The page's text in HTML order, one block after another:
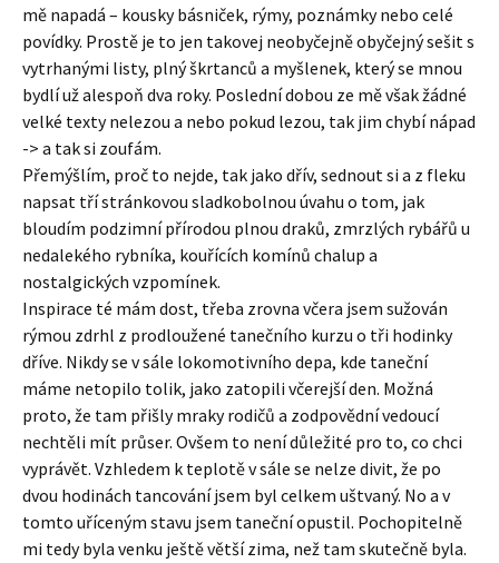
mě napadá – kousky básniček, rýmy, poznámky nebo celé
povídky. Prostě je to jen takovej neobyčejně obyčejný sešit s
vytrhanými listy, plný škrtanců a myšlenek, který se mnou
bydlí už alespoň dva roky. Poslední dobou ze mě však žádné
velké texty nelezou a nebo pokud lezou, tak jim chybí nápad
-> a tak si zoufám.
Přemýšlím, proč to nejde, tak jako dřív, sednout si a z fleku
napsat tří stránkovou sladkobolnou úvahu o tom, jak
bloudím podzimní přírodou plnou draků, zmrzlých rybářů u
nedalekého rybníka, kouřících komínů chalup a
nostalgických vzpomínek.
Inspirace té mám dost, třeba zrovna včera jsem sužován
rýmou zdrhl z prodloužené tanečního kurzu o tři hodinky
dříve. Nikdy se v sále lokomotivního depa, kde taneční
máme netopilo tolik, jako zatopili včerejší den. Možná
proto, že tam přišly mraky rodičů a zodpovědní vedoucí
nechtěli mít průser. Ovšem to není důležité pro to, co chci
vyprávět. Vzhledem k teplotě v sále se nelze divit, že po
dvou hodinách tancování jsem byl celkem uštvaný. No a v
tomto uříceným stavu jsem taneční opustil. Pochopitelně
mi tedy byla venku ještě větší zima, než tam skutečně byla.